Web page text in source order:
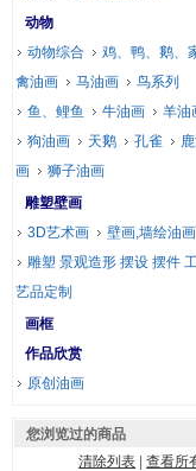
动物
动物综合
鸡、鸭、鹅、
禽油画
马油画
鸟系列
鱼、鲤鱼
牛油画
羊油
狗油画
天鹅 孔雀
画
狮子油画
雕塑壁画
3D艺术画
壁画,墙绘油画
雕塑 景观造形 摆设 摆件
艺品定制
画框
作品欣赏
原创油画
您浏览过的商品
清除列表 |查看所